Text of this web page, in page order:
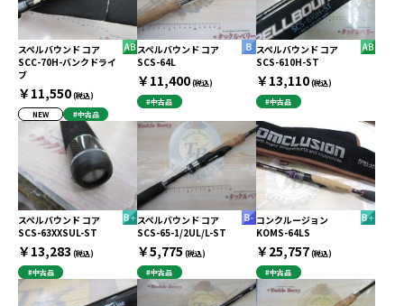
スペルバウンド コア
SCC-70H-バンクドライ
ブ
￥11,550(税込)
NEW
#中古品
スペルバウンド コア
SCS-64L
￥11,400(税込)
#中古品
スペルバウンド コア
SCS-610H-ST
￥13,110(税込)
#中古品
スペルバウンド コア
SCS-63XXSUL-ST
￥13,283 (税込)
#中古品
スペルバウンド コア
SCS-65-1/2UL/L-ST
￥5,775 (税込)
#中古品
コンクルージョン
KOMS-64LS
￥25,757(税込)
#中古品